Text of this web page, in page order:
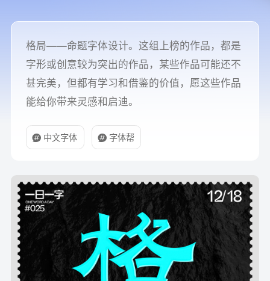
格局——命题字体设计。这组上榜的作品，都是
字形或创意较为突出的作品，某些作品可能还不
甚完美，但都有学习和借鉴的价值，愿这些作品
能给你带来灵感和启迪。
中文字体 字体帮